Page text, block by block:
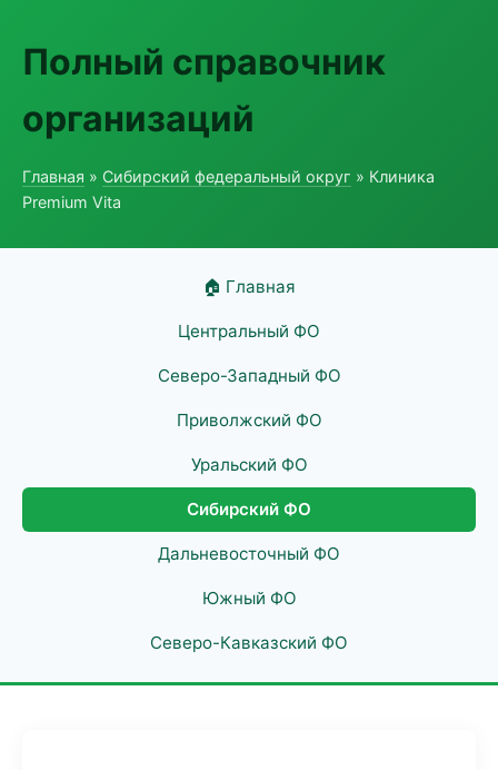
Полный справочник
организаций
Главная » Сибирский федеральный округ » Клиника
Premium Vita
🏠 Главная
Центральный ФО
Северо-Западный ФО
Приволжский ФО
Уральский ФО
Сибирский ФО
Дальневосточный ФО
Южный ФО
Северо-Кавказский ФО